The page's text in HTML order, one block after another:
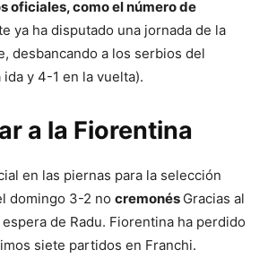
oficiales, como el número de
ya ha disputado una jornada de la
desbancando a los serbios del
y 4-1 en la vuelta).
a la Fiorentina
en las piernas para la selección
domingo 3-2 no cremonés Gracias al
de Radu. Fiorentina ha perdido
siete partidos en Franchi.